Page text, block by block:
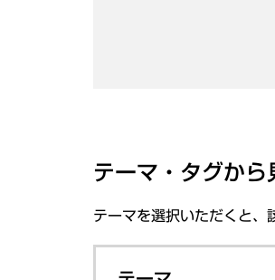
テーマ・タグから
テーマを選択いただくと、